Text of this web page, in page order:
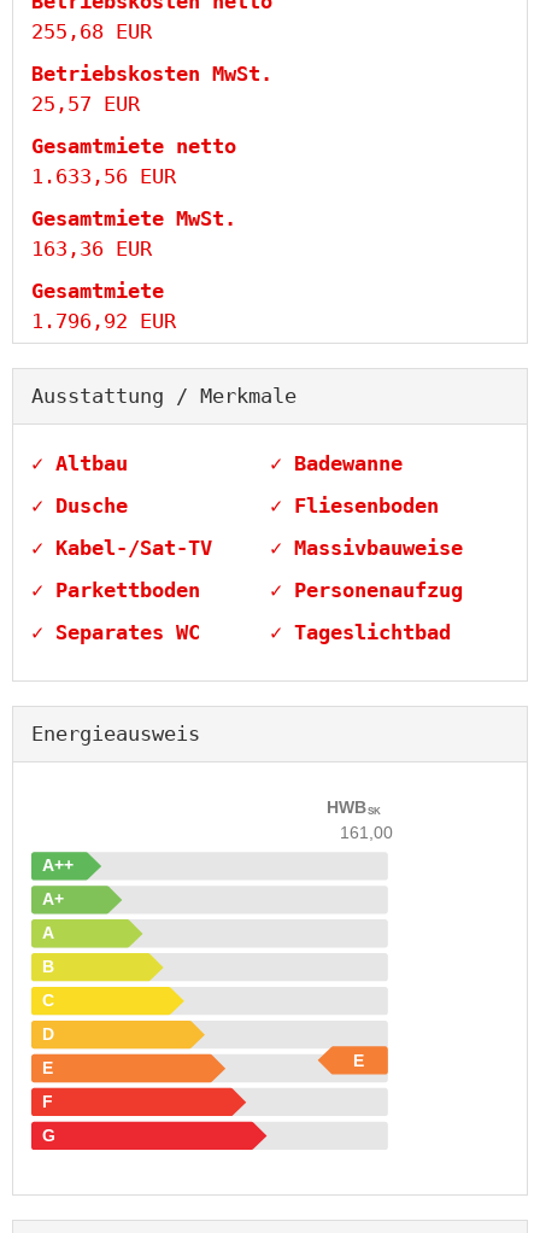
255,68 EUR
Betriebskosten MwSt.
25,57 EUR
Gesamtmiete netto
1.633,56 EUR
Gesamtmiete MwSt.
163,36 EUR
Gesamtmiete
1.796,92 EUR
Ausstattung / Merkmale
✓ Altbau
✓ Badewanne
✓ Dusche
✓ Fliesenboden
✓ Kabel-/Sat-TV
✓ Massivbauweise
✓ Parkettboden
✓ Personenaufzug
✓ Separates WC
✓ Tageslichtbad
Energieausweis
HWBSK
161,00
A++
A+
A
B
C
D
E
F
G
E